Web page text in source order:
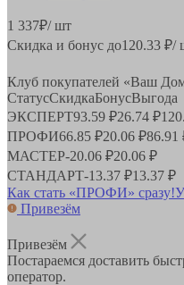
1 337₽/ шт
Скидка и бонус до120.33 ₽/
Клуб покупателей «Ваш
СтатусСкидкаБонусВыгода
ЭКСПЕРТ93.59 ₽26.74 ₽
ПРОФИ66.85 ₽20.06 ₽86.91
МАСТЕР-20.06 ₽20.06 ₽
СТАНДАРТ-13.37 ₽13.37 ₽
Как стать «ПРОФИ» сразу!
Привезём
Привезём
Постараемся доставить
оператор.